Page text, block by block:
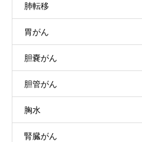
肺転移
胃がん
胆嚢がん
胆管がん
胸水
腎臓がん